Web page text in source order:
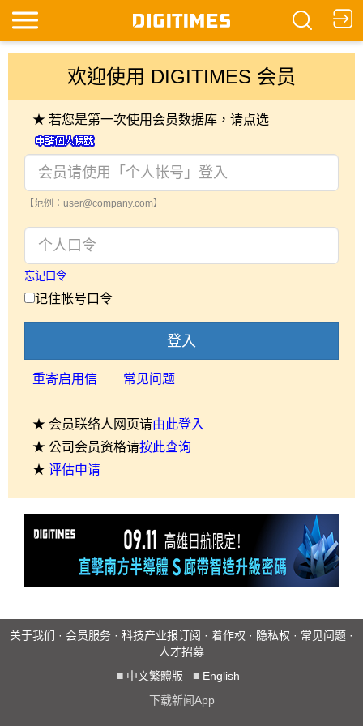
欢迎使用 DIGITIMES 会员
★ 若您是第一次使用会员数据库，请点选
【范例：user@company.com】
忘记口令
记住帐号口令
登入
重寄启用信 常见问题
★ 会员联络人网页请由此登入
★ 公司会员资格请按此查询
★ 评估申请
关于我们 · 会员服务 · 科技产业报订阅 · 着作权 · 隐私权 · 常见问题 ·
人才招募
■ 中文繁體版 ■ English
下载新闻App